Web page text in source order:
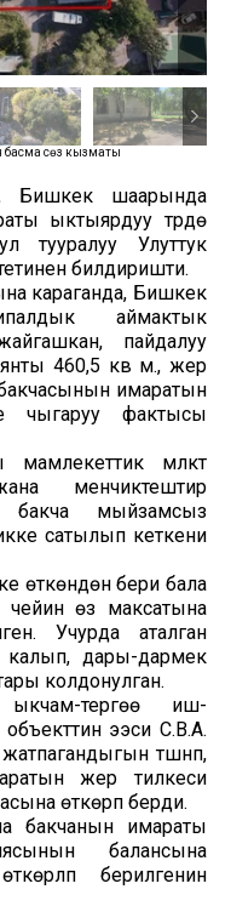
басма сөз кызматы
Бишкек шаарында
ыктыярдуу түрдө
тууралуу Улуттук
билдиришти.
караганда, Бишкек
аймактык
пайдалуу
460,5 кв м., жер
имаратын
чыгаруу фактысы
мүлктү
менчиктештирүү
бакча мыйзамсыз
сатылып кеткени
өткөндөн бери бала
чейин өз максатына
Учурда аталган
калып, дары-дармек
колдонулган.
ыкчам-тергөө иш-
объекттин ээси С.В.А.
түшүнүп,
жер тилкеси
өткөрүп берди.
бакчанын имараты
балансына
берилгенин